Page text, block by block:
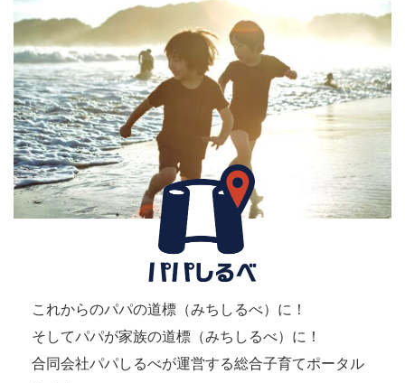
これからのパパの道標（みちしるべ）に！
そしてパパが家族の道標（みちしるべ）に！
合同会社パパしるべが運営する総合子育てポータル